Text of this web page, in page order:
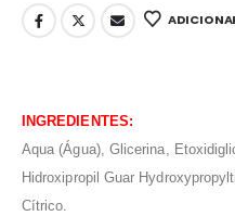
INGREDIENTES:
Aqua (Água), Glicerina,
Hidroxipropil Guar
Cítrico.